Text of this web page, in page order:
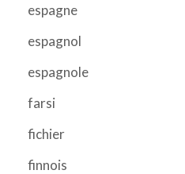
espagne
espagnol
espagnole
farsi
fichier
finnois